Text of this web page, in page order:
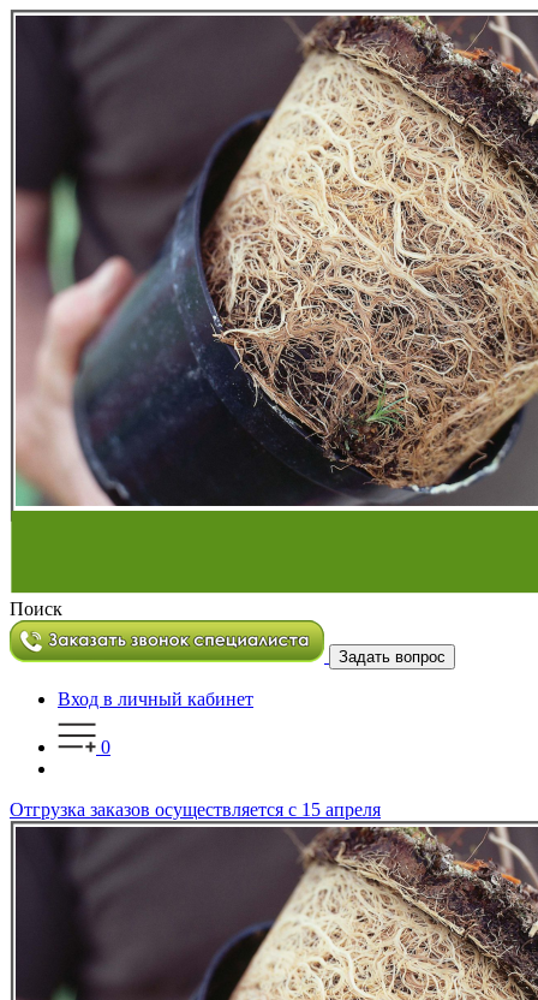
Поиск
Задать вопрос
Вход в личный кабинет
0
Отгрузка заказов осуществляется с 15 апреля